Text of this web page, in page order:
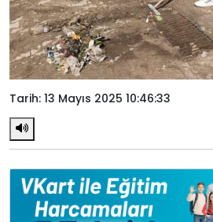
Tarih: 13 Mayıs 2025 10:46:33